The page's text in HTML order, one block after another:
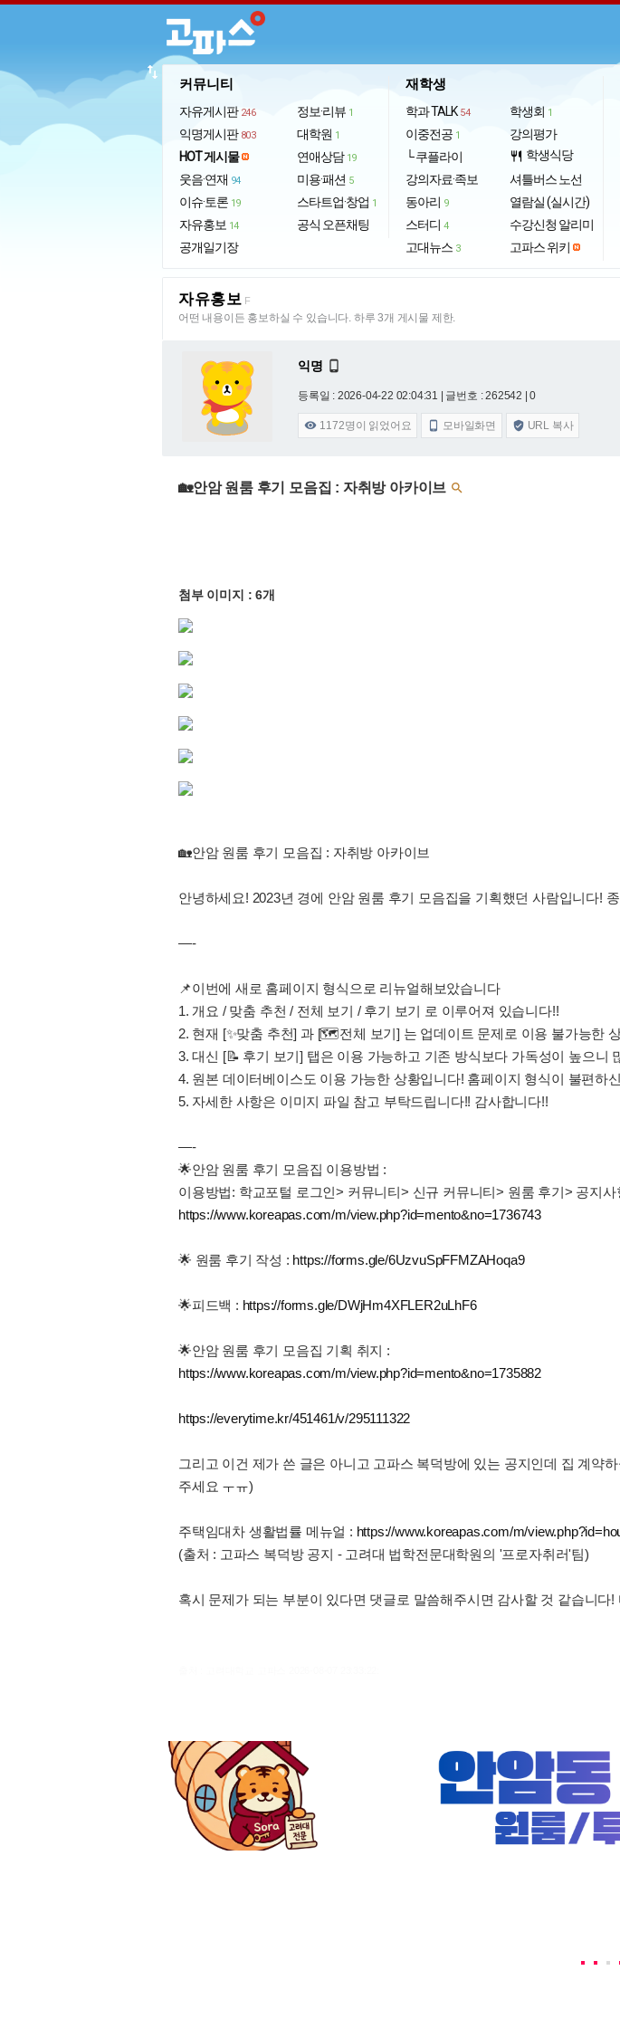
커뮤니티
자유게시판 246
익명게시판 803
HOT 게시물
웃음·연재 94
이슈·토론 19
자유홍보 14
공개일기장
정보·리뷰 1
대학원 1
연애상담 19
미용·패션 5
스타트업·창업 1
공식 오픈채팅
재학생
학과 TALK 54
이중전공 1
└ 쿠플라이
강의자료·족보
동아리 9
스터디 4
고대뉴스 3
학생회 1
강의평가
restaurant 학생식당
셔틀버스 노선
열람실 (실시간)
수강신청 알리미
고파스 위키
import_export
자유홍보 F
어떤 내용이든 홍보하실 수 있습니다. 하루 3개 게시물 제한.
익명 
등록일 : 2026-04-22 02:04:31 | 글번호 : 262542 | 0
 1172명이 읽었어요  모바일화면  URL 복사
🏡안암 원룸 후기 모음집 : 자취방 아카이브 
첨부 이미지 : 6개
🏡안암 원룸 후기 모음집 : 자취방 아카이브
안녕하세요! 2023년 경에 안암 원룸 후기 모음집을 기획했던 사람입니다!
—-
📌이번에 새로 홈페이지 형식으로 리뉴얼해보았습니다
1. 개요 / 맞춤 추천 / 전체 보기 / 후기 보기 로 이루어져 있습니다!!
2. 현재 [✨맞춤 추천] 과 [🗺️전체 보기] 는 업데이트 문제로 이용 불가능한
3. 대신 [📝 후기 보기] 탭은 이용 가능하고 기존 방식보다 가독성이 높으니
4. 원본 데이터베이스도 이용 가능한 상황입니다! 홈페이지 형식이 불편하
5. 자세한 사항은 이미지 파일 참고 부탁드립니다!! 감사합니다!!
—-
🌟안암 원룸 후기 모음집 이용방법 :
이용방법: 학교포털 로그인> 커뮤니티> 신규 커뮤니티> 원룸 후기> 공지
https://www.koreapas.com/m/view.php?id=mento&no=1736743
🌟 원룸 후기 작성 : https://forms.gle/6UzvuSpFFMZAHoqa9
🌟피드백 : https://forms.gle/DWjHm4XFLER2uLhF6
🌟안암 원룸 후기 모음집 기획 취지 :
https://www.koreapas.com/m/view.php?id=mento&no=1735882
https://everytime.kr/451461/v/295111322
그리고 이건 제가 쓴 글은 아니고 고파스 복덕방에 있는 공지인데 집 계약
주세요 ㅜㅠ)
주택임대차 생활법률 메뉴얼 : https://www.koreapas.com/m/
(출처 : 고파스 복덕방 공지 - 고려대 법학전문대학원의 '프로자취러'팀)
혹시 문제가 되는 부분이 있다면 댓글로 말씀해주시면 감사할 것 같습니